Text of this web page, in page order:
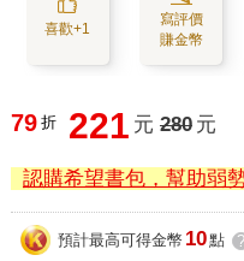
喜歡+1
寫評價
賺金幣
79 折 221 元 280 元
認購希望書包，幫助弱
預計最高可得金幣 10點 ?